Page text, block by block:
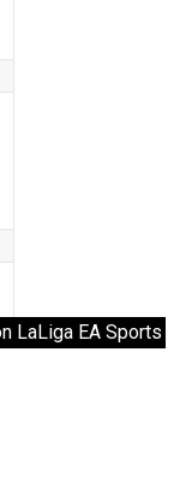
LaLiga EA Sports